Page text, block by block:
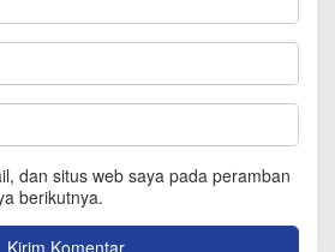
dan situs web saya pada peramban
berikutnya.